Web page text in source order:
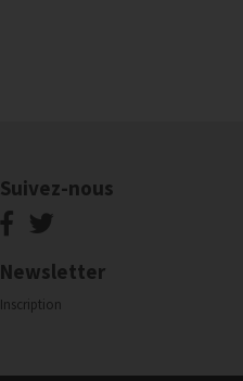
Suivez-nous
Newsletter
Inscription